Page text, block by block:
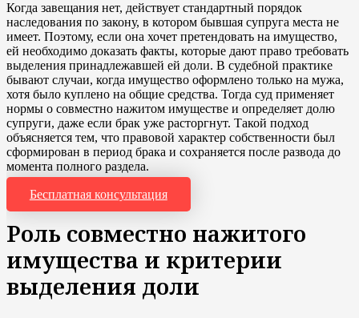
Когда завещания нет, действует стандартный порядок
наследования по закону, в котором бывшая супруга места не
имеет. Поэтому, если она хочет претендовать на имущество,
ей необходимо доказать факты, которые дают право требовать
выделения принадлежавшей ей доли. В судебной практике
бывают случаи, когда имущество оформлено только на мужа,
хотя было куплено на общие средства. Тогда суд применяет
нормы о совместно нажитом имуществе и определяет долю
супруги, даже если брак уже расторгнут. Такой подход
объясняется тем, что правовой характер собственности был
сформирован в период брака и сохраняется после развода до
момента полного раздела.
Бесплатная консультация
Роль совместно нажитого
имущества и критерии
выделения доли